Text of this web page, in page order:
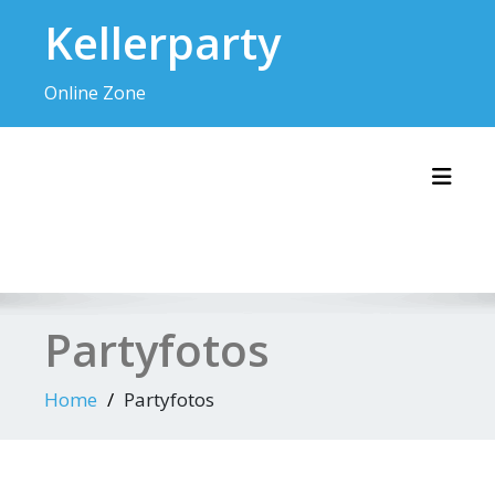
contentKellerparty
Online Zone
Partyfotos
Home Partyfotos